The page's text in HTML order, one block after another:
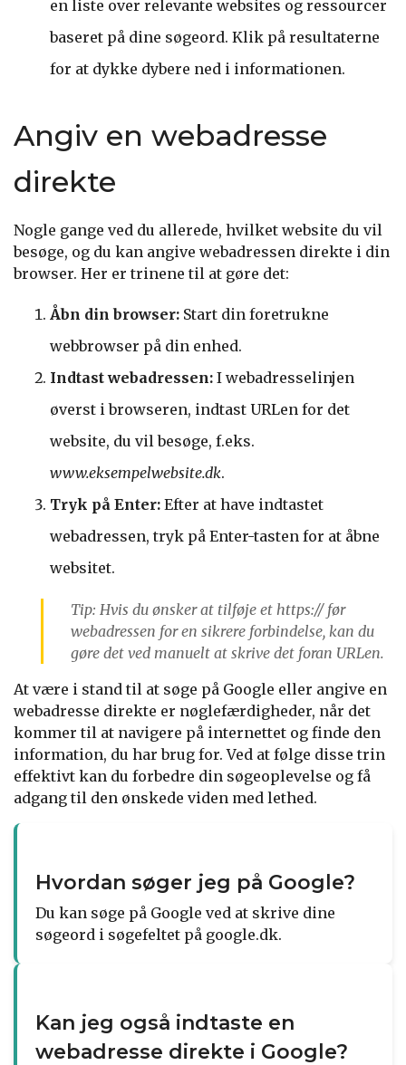
en liste over relevante websites og ressourcer
baseret på dine søgeord. Klik på resultaterne
for at dykke dybere ned i informationen.
Angiv en webadresse
direkte
Nogle gange ved du allerede, hvilket website du vil
besøge, og du kan angive webadressen direkte i din
browser. Her er trinene til at gøre det:
Åbn din browser: Start din foretrukne
webbrowser på din enhed.
Indtast webadressen: I webadresselinjen
øverst i browseren, indtast URLen for det
website, du vil besøge, f.eks.
www.eksempelwebsite.dk.
Tryk på Enter: Efter at have indtastet
webadressen, tryk på Enter-tasten for at åbne
websitet.
Tip: Hvis du ønsker at tilføje et https:// før
webadressen for en sikrere forbindelse, kan du
gøre det ved manuelt at skrive det foran URLen.
At være i stand til at søge på Google eller angive en
webadresse direkte er nøglefærdigheder, når det
kommer til at navigere på internettet og finde den
information, du har brug for. Ved at følge disse trin
effektivt kan du forbedre din søgeoplevelse og få
adgang til den ønskede viden med lethed.
Hvordan søger jeg på Google?
Du kan søge på Google ved at skrive dine
søgeord i søgefeltet på google.dk.
Kan jeg også indtaste en
webadresse direkte i Google?